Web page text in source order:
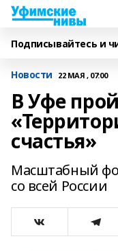
Подписывайтесь и
Новости 22 МАЯ , 07:00
В Уфе
счастья»
Масштабный
со всей России